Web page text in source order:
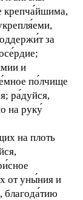
крепча́йшима,
за
и
по́лчище
ра́дуйся,
на руку́
на плоть
от уны́ния и
благода́тию